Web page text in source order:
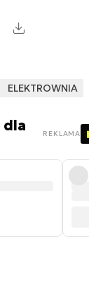
ELEKTROWNIA
dla
REKLAMA